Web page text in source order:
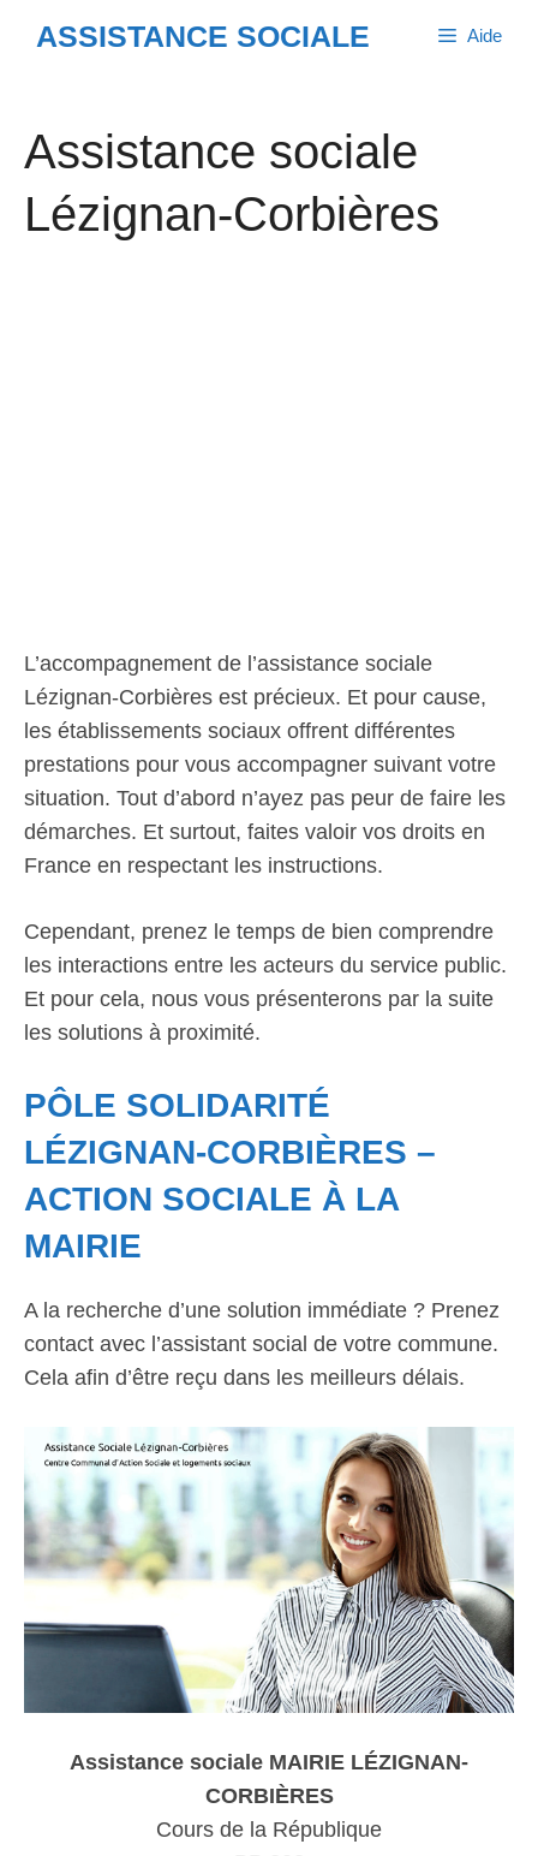
ASSISTANCE SOCIALE Aide
Assistance sociale
Lézignan-Corbières
L’accompagnement de l’assistance sociale
Lézignan-Corbières est précieux. Et pour cause,
les établissements sociaux offrent différentes
prestations pour vous accompagner suivant votre
situation. Tout d’abord n’ayez pas peur de faire les
démarches. Et surtout, faites valoir vos droits en
France en respectant les instructions.
Cependant, prenez le temps de bien comprendre
les interactions entre les acteurs du service public.
Et pour cela, nous vous présenterons par la suite
les solutions à proximité.
PÔLE SOLIDARITÉ
LÉZIGNAN-CORBIÈRES –
ACTION SOCIALE À LA
MAIRIE
A la recherche d’une solution immédiate ? Prenez
contact avec l’assistant social de votre commune.
Cela afin d’être reçu dans les meilleurs délais.
Assistance sociale MAIRIE LÉZIGNAN-
CORBIÈRES
Cours de la République